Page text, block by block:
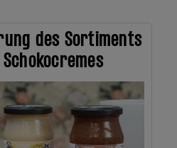
des Sortiments